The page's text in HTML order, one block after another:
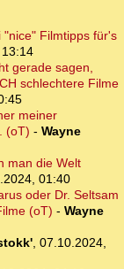
Filmtipps für's
gerade sagen,
schlechtere Filme
meiner
(oT) - Wayne
man die Welt
01:40
oder Dr. Seltsam
(oT) - Wayne
, 07.10.2024,